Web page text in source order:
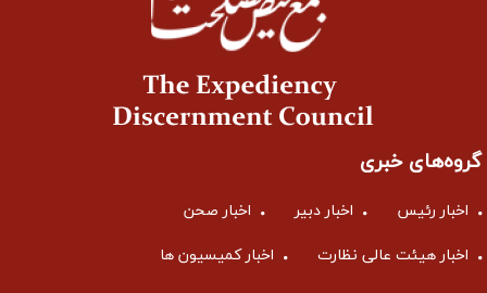
گروه‌های خبری
اخبار رئیس اخبار دبیر اخبار صحن
اخبار هیئت عالی نظارت اخبار کمیسیون ها